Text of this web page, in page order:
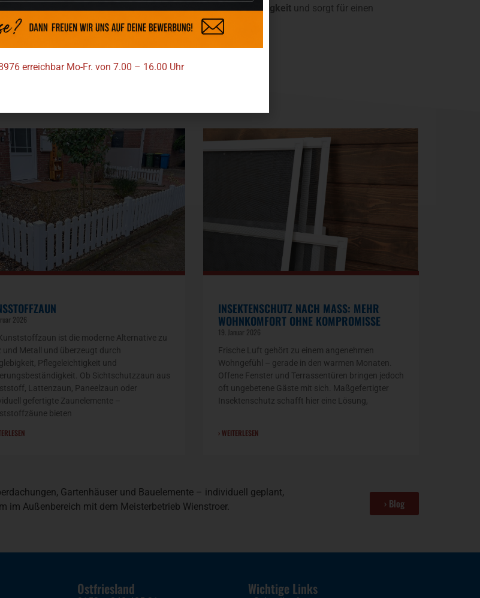
verbindetFunktionalität,modernes DesignundWertbeständigkeit und sorgt für einen
2026
ist die moderne Alternative zu
und Metall und überzeugt durch
Pflegeleichtigkeit und
Ob Sichtschutzzaun aus
Lattenzaun, Paneelzaun oder
gefertigte Zaunelemente –
bieten
INSEKTENSCHUTZ NACH MASS: MEHR W
OHNKOMFORT OHNE KOMPROMISSE
19. Januar 2026
Frische Luft gehört zu einem angenehmen
Wohngefühl – gerade in den warmen Monaten.
Offene Fenster und Terrassentüren bringen jedoch
oft ungebetene Gäste mit sich. Maßgefertigter
Insektenschutz schafft hier eine Lösung,
› WEITERLESEN
Gartenhäuser und Bauelemente – individuell geplant,
im Außenbereich mit dem Meisterbetrieb Wienstroer.
› Blog
Ostfriesland Wichtige Links
erreichbar Mo-Fr. von 7.00 – 16.00 Uhr